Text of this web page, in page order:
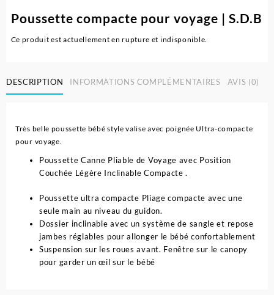
Poussette compacte pour voyage | S.D.B
Ce produit est actuellement en rupture et indisponible.
DESCRIPTION INFORMATIONS COMPLÉMENTAIRES AVIS (0)
Très belle poussette bébé style valise avec poignée Ultra-compacte
pour voyage.
Poussette Canne Pliable de Voyage avec Position
Couchée Légère Inclinable Compacte .
Poussette ultra compacte Pliage compacte avec une
seule main au niveau du guidon.
Dossier inclinable avec un système de sangle et repose
jambes réglables pour allonger le bébé confortablement
Suspension sur les roues avant. Fenêtre sur le canopy
pour garder un œil sur le bébé